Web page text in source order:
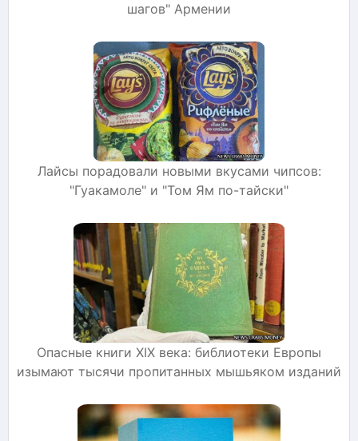
шагов" Армении
Лайсы порадовали новыми вкусами чипсов:
"Гуакамоле" и "Том Ям по-тайски"
Опасные книги XIX века: библиотеки Европы
изымают тысячи пропитанных мышьяком изданий